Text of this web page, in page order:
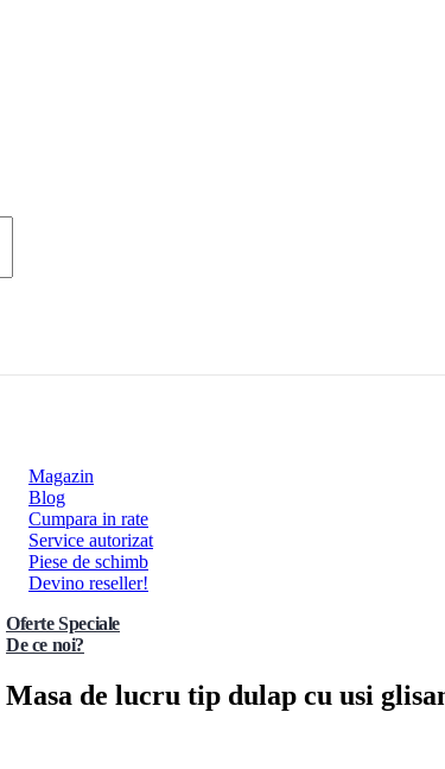
Magazin
Blog
Cumpara in rate
Service autorizat
Piese de schimb
Devino reseller!
Oferte Speciale
De ce noi?
Masa de lucru tip dulap cu usi